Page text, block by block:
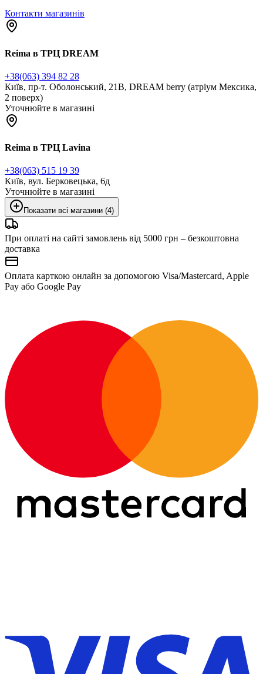
Контакти магазинів
Reima в ТРЦ DREAM
+38(063) 394 82 28
Київ, пр-т. Оболонський, 21В, DREAM berry (атріум Мексика,
2 поверх)
Уточнюйте в магазині
Reima в ТРЦ Lavina
+38(063) 515 19 39
Київ, вул. Берковецька, 6д
Уточнюйте в магазині
Показати всі магазини (4)
При оплаті на сайті замовлень від 5000 грн – безкоштовна
доставка
Оплата карткою онлайн за допомогою Visa/Mastercard, Apple
Pay або Google Pay